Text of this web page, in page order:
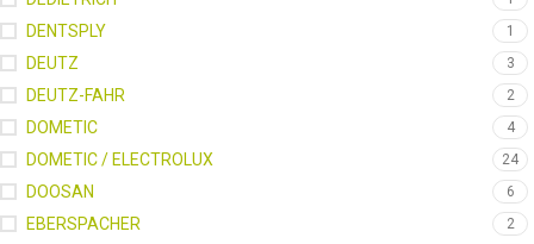
DENTSPLY 1
DEUTZ 3
DEUTZ-FAHR 2
DOMETIC 4
DOMETIC / ELECTROLUX 24
DOOSAN 6
EBERSPACHER 2